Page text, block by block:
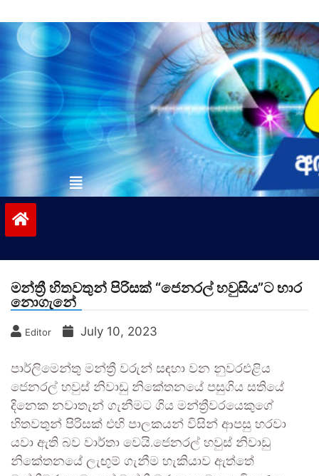
to
contentvinivida.lk
මන්ත්‍රී හිතවතුන් පිරිසක් “ජෙනරල් හවුසිය”ට භාර
නොගැනේ
Editor July 10, 2023
පාර්ලිමෙන්තු මන්ත්‍රී වරුන් සඳහා වන නුවරඑළිය
ජෙනරල් හවුස් නිවාඩු නිකේතනයේ පසුගිය සතියේ
දිනෙක නවාතැන් ගැනීමට ගිය මන්ත්‍රීවරයෙකුගේ
හිතවතුන් පිරිසක් එහි පාලකයන් විසින් ආපසු හරවා
යවා ඇති බව වාර්තා වෙයි.ජෙනරල් හවුස් නිවාඩු
නිකේතනයේ ලැඟුම් ගැනීම හැකියාව ඇත්තේ